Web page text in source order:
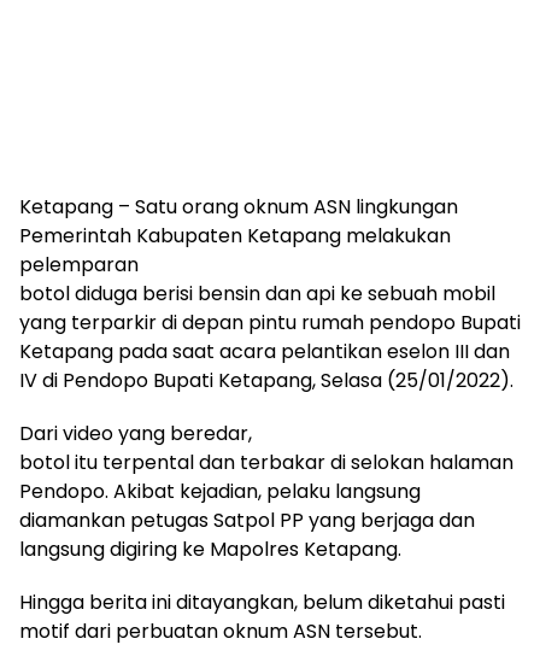
Ketapang – Satu orang oknum ASN lingkungan
Pemerintah Kabupaten Ketapang melakukan
pelemparan
botol diduga berisi bensin dan api ke sebuah mobil
yang terparkir di depan pintu rumah pendopo Bupati
Ketapang pada saat acara pelantikan eselon III dan
IV di Pendopo Bupati Ketapang, Selasa (25/01/2022).
Dari video yang beredar,
botol itu terpental dan terbakar di selokan halaman
Pendopo. Akibat kejadian, pelaku langsung
diamankan petugas Satpol PP yang berjaga dan
langsung digiring ke Mapolres Ketapang.
Hingga berita ini ditayangkan, belum diketahui pasti
motif dari perbuatan oknum ASN tersebut.